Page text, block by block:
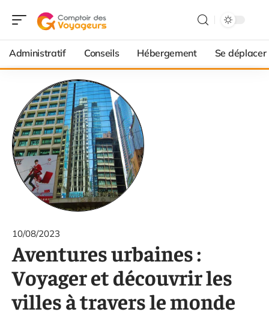
Administratif Conseils Hébergement Se déplacer
10/08/2023
Aventures urbaines :
Voyager et découvrir les
villes à travers le monde